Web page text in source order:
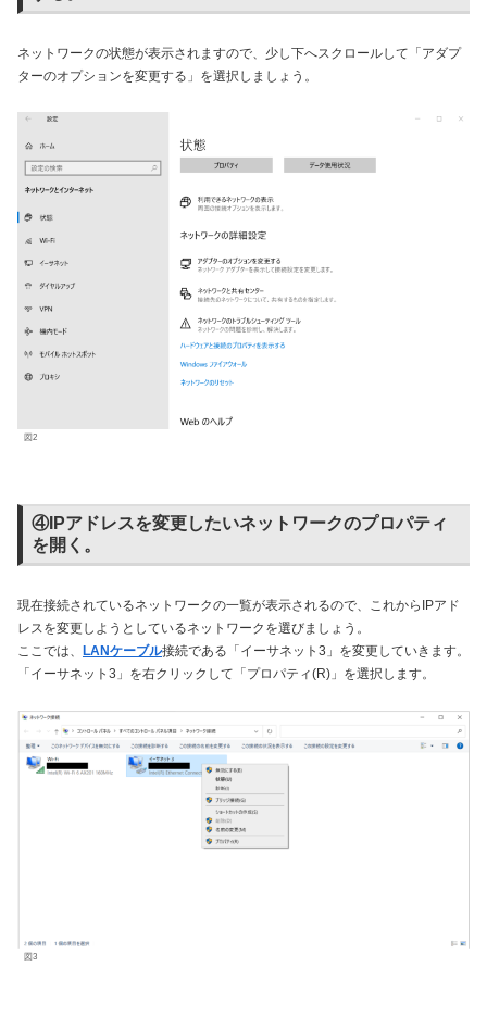
ネットワークの状態が表示されますので、少し下へスクロールして「アダプ
ターのオプションを変更する」を選択しましょう。
図2
④IPアドレスを変更したいネットワークのプロパティ
を開く。
現在接続されているネットワークの一覧が表示されるので、これからIPアド
レスを変更しようとしているネットワークを選びましょう。
ここでは、
LANケーブル接続である「イーサネット3」を変更していきます。
「イーサネット3」を右クリックして「プロパティ(R)」を選択します。
図3